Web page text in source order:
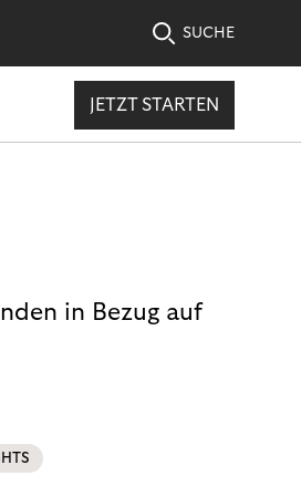
SUCHE
JETZT STARTEN
in Bezug auf